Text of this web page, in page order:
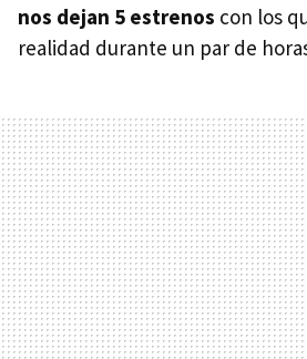
nos dejan 5 estrenos con los
realidad durante un par de